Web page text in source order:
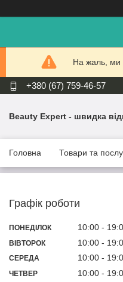
На жаль, ми
+380 (67) 759-46-57
Beauty Expert - швидка
Головна Товари та
Графік роботи
ПОНЕДІЛОК 10:00
ВІВТОРОК 10:00
СЕРЕДА 10:00
ЧЕТВЕР 10:00